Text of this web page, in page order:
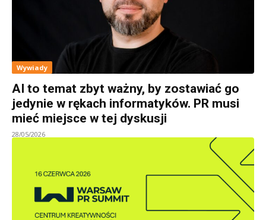
Wywiady
AI to temat zbyt ważny, by zostawiać go
jedynie w rękach informatyków. PR musi
mieć miejsce w tej dyskusji
28/05/2026